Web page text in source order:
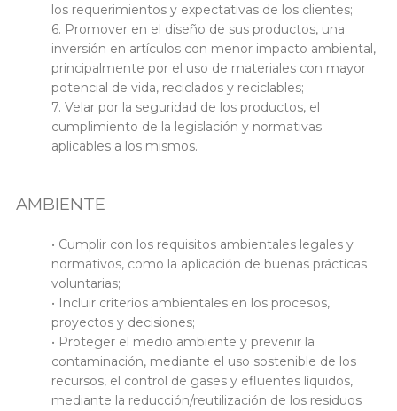
los requerimientos y expectativas de los clientes;
6. Promover en el diseño de sus productos, una
inversión en artículos con menor impacto ambiental,
principalmente por el uso de materiales con mayor
potencial de vida, reciclados y reciclables;
7. Velar por la seguridad de los productos, el
cumplimiento de la legislación y normativas
aplicables a los mismos.
AMBIENTE
• Cumplir con los requisitos ambientales legales y
normativos, como la aplicación de buenas prácticas
voluntarias;
• Incluir criterios ambientales en los procesos,
proyectos y decisiones;
• Proteger el medio ambiente y prevenir la
contaminación, mediante el uso sostenible de los
recursos, el control de gases y efluentes líquidos,
mediante la reducción/reutilización de los residuos